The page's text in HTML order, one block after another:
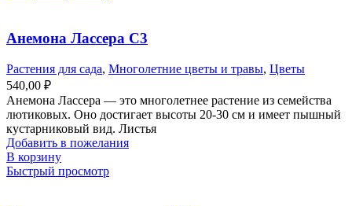
Анемона Лассера С3
Растения для сада, Многолетние цветы и травы, Цветы
540,00 ₽
Анемона Лассера — это многолетнее растение из семейства
лютиковых. Оно достигает высоты 20-30 см и имеет пышный
кустарниковый вид. Листья
Добавить в пожелания
В корзину
Быстрый просмотр